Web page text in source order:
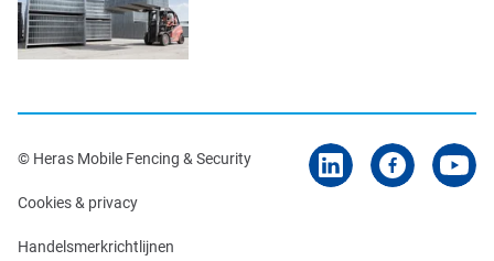
© Heras Mobile Fencing & Security
Cookies & privacy
Handelsmerkrichtlijnen